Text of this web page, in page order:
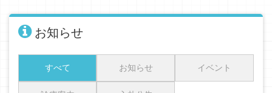
お知らせ
すべて お知らせ イベント